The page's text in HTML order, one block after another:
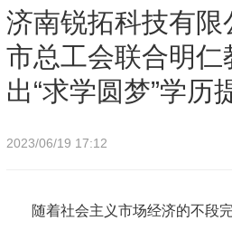
联合济南市总工会联合明仁教育联合
动
济南锐拓科技有限
市总工会联合明仁
出“求学圆梦”学历
2023/06/19 17:12
随着社会主义市场经济的不段